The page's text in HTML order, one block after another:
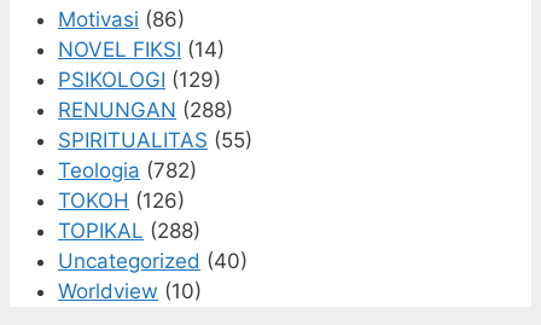
Motivasi (86)
NOVEL FIKSI (14)
PSIKOLOGI (129)
RENUNGAN (288)
SPIRITUALITAS (55)
Teologia (782)
TOKOH (126)
TOPIKAL (288)
Uncategorized (40)
Worldview (10)